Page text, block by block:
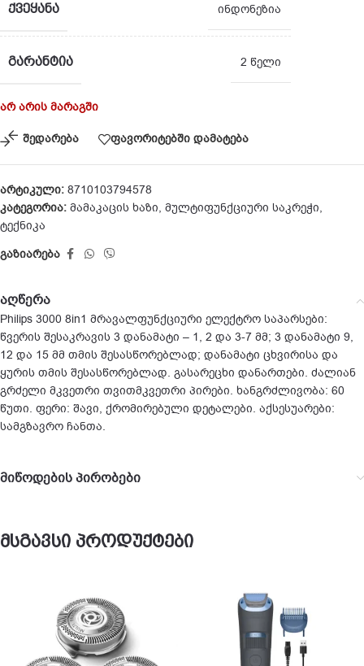
ᲥᲕᲔᲧᲐᲜᲐ ინდონეზია
ᲒᲐᲠᲐᲜᲢᲘᲐ 2 წელი
არ არის მარაგში
შედარება ფავორიტებში დამატება
არტიკული: 8710103794578
კატეგორია: მამაკაცის ხაზი, მულტიფუნქციური საკრეჭი,
ტექნიკა
გაზიარება
აღწერა
Philips 3000 8in1 მრავალფუნქციური ელექტრო საპარსები:
წვერის შესაკრავის 3 დანამატი – 1, 2 და 3-7 მმ; 3 დანამატი 9,
12 და 15 მმ თმის შესასწორებლად; დანამატი ცხვირისა და
ყურის თმის შესასწორებლად. გასარეცხი დანართები. ძალიან
გრძელი მკვეთრი თვითმკვეთრი პირები. ხანგრძლივობა: 60
წუთი. ფერი: შავი, ქრომირებული დეტალები. აქსესუარები:
სამგზავრო ჩანთა.
მიწოდების პირობები
მსგავსი პროდუქტები